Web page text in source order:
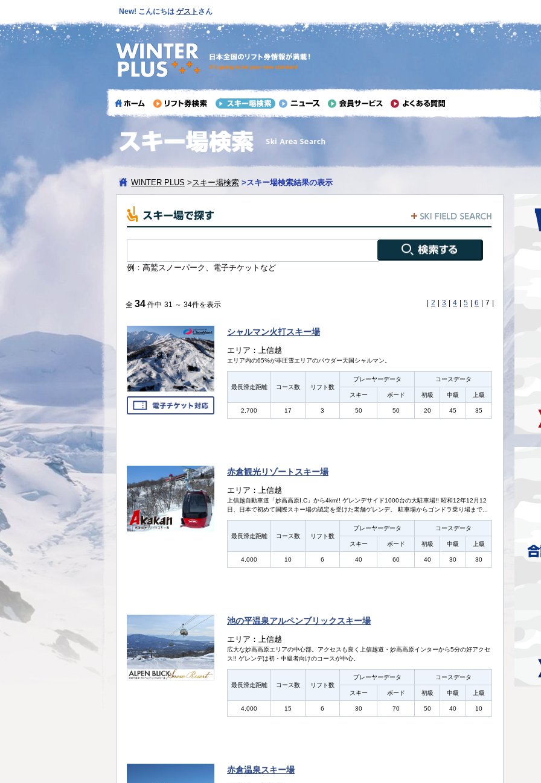
New! こんにちは ゲスト さん
WINTER PLUS >スキー場検索 >スキー場検索結果の表示
例：高鷲スノーパーク、電子チケットなど
全 34 件中 31 ～ 34件を表示 2 3 4 5 6 7
シャルマン火打スキー場
エリア：上信越
エリア内の65%が非圧雪エリアのパウダー天国シャルマン。
最長滑走距離 コース数 リフト数
プレーヤーデータ コースデータ
スキー ボード 初級 中級 上級
2,700 17 3 50 50 20 45 35
赤倉観光リゾートスキー場
エリア：上信越
上信越自動車道「妙高高原I.C」から4km!! ゲレンデサイド1000台の大駐車場!! 昭和12年12月12
日、日本で初めて国際スキー場の認定を受けた老舗ゲレンデ。 駐車場からゴンドラ乗り場まで...
最長滑走距離 コース数 リフト数
プレーヤーデータ コースデータ
スキー ボード 初級 中級 上級
4,000 10 6 40 60 40 30 30
池の平温泉アルペンブリックスキー場
エリア：上信越
広大な妙高高原エリアの中心部。アクセスも良く上信越道・妙高高原インターから5分の好アクセ
ス!! ゲレンデは初・中級者向けのコースが中心。
最長滑走距離 コース数 リフト数
プレーヤーデータ コースデータ
スキー ボード 初級 中級 上級
4,000 15 6 30 70 50 40 10
赤倉温泉スキー場